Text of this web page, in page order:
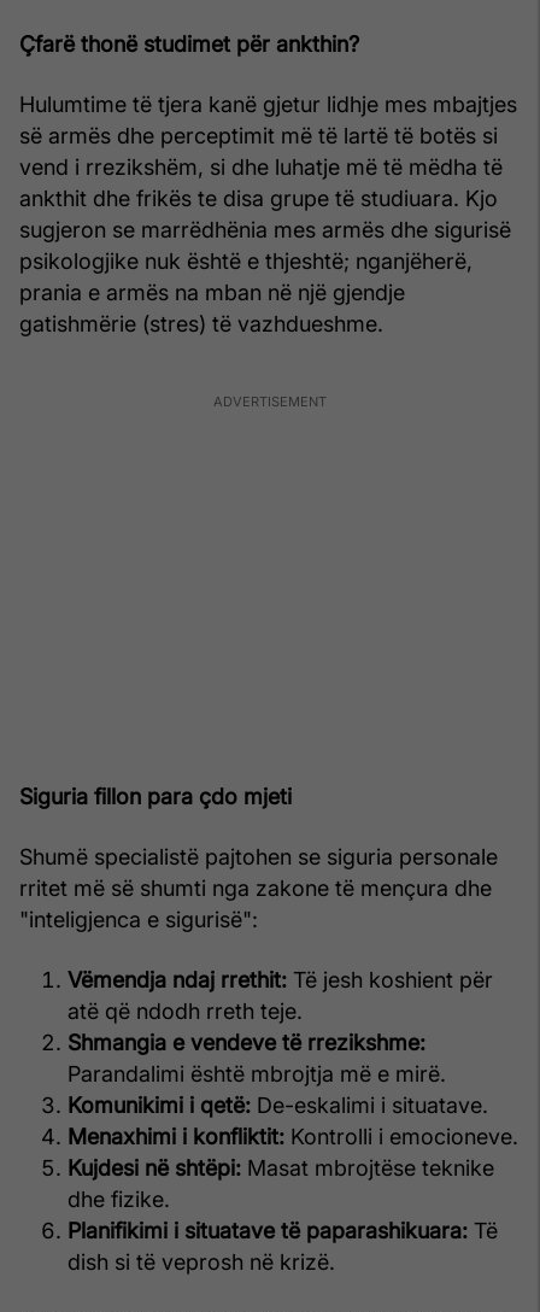
Çfarë thonë studimet për ankthin?
Hulumtime të tjera kanë gjetur lidhje mes mbajtjes
së armës dhe perceptimit më të lartë të botës si
vend i rrezikshëm, si dhe luhatje më të mëdha të
ankthit dhe frikës te disa grupe të studiuara. Kjo
sugjeron se marrëdhënia mes armës dhe sigurisë
psikologjike nuk është e thjeshtë; nganjëherë,
prania e armës na mban në një gjendje
gatishmërie (stres) të vazhdueshme.
Siguria fillon para çdo mjeti
Shumë specialistë pajtohen se siguria personale
rritet më së shumti nga zakone të mençura dhe
"inteligjenca e sigurisë":
Vëmendja ndaj rrethit: Të jesh koshient për
atë që ndodh rreth teje.
Shmangia e vendeve të rrezikshme:
Parandalimi është mbrojtja më e mirë.
Komunikimi i qetë: De-eskalimi i situatave.
Menaxhimi i konfliktit: Kontrolli i emocioneve.
Kujdesi në shtëpi: Masat mbrojtëse teknike
dhe fizike.
Planifikimi i situatave të paparashikuara: Të
dish si të veprosh në krizë.